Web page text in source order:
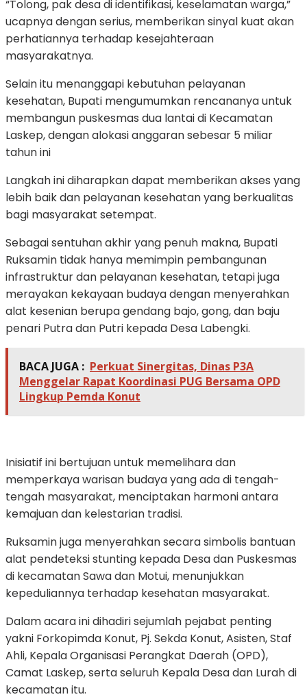
“Tolong, pak desa di identifikasi, keselamatan warga,”
ucapnya dengan serius, memberikan sinyal kuat akan
perhatiannya terhadap kesejahteraan
masyarakatnya.
Selain itu menanggapi kebutuhan pelayanan
kesehatan, Bupati mengumumkan rencananya untuk
membangun puskesmas dua lantai di Kecamatan
Laskep, dengan alokasi anggaran sebesar 5 miliar
tahun ini
Langkah ini diharapkan dapat memberikan akses yang
lebih baik dan pelayanan kesehatan yang berkualitas
bagi masyarakat setempat.
Sebagai sentuhan akhir yang penuh makna, Bupati
Ruksamin tidak hanya memimpin pembangunan
infrastruktur dan pelayanan kesehatan, tetapi juga
merayakan kekayaan budaya dengan menyerahkan
alat kesenian berupa gendang bajo, gong, dan baju
penari Putra dan Putri kepada Desa Labengki.
BACA JUGA : Perkuat Sinergitas, Dinas P3A
Menggelar Rapat Koordinasi PUG Bersama OPD
Lingkup Pemda Konut
Inisiatif ini bertujuan untuk memelihara dan
memperkaya warisan budaya yang ada di tengah-
tengah masyarakat, menciptakan harmoni antara
kemajuan dan kelestarian tradisi.
Ruksamin juga menyerahkan secara simbolis bantuan
alat pendeteksi stunting kepada Desa dan Puskesmas
di kecamatan Sawa dan Motui, menunjukkan
kepeduliannya terhadap kesehatan masyarakat.
Dalam acara ini dihadiri sejumlah pejabat penting
yakni Forkopimda Konut, Pj. Sekda Konut, Asisten, Staf
Ahli, Kepala Organisasi Perangkat Daerah (OPD),
Camat Laskep, serta seluruh Kepala Desa dan Lurah di
kecamatan itu.